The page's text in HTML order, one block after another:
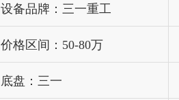
设备品牌：三一重工
价格区间：50-80万
底盘：三一